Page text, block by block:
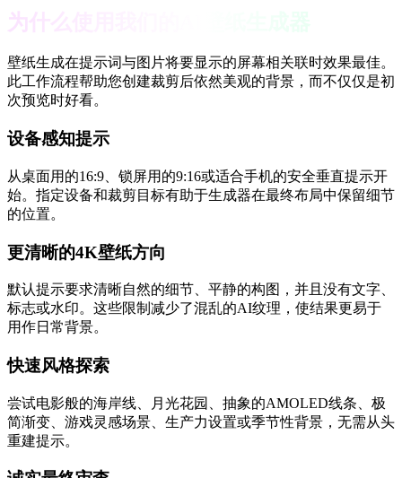
为什么使用我们的AI壁纸生成器
壁纸生成在提示词与图片将要显示的屏幕相关联时效果最佳。
此工作流程帮助您创建裁剪后依然美观的背景，而不仅仅是初
次预览时好看。
设备感知提示
从桌面用的16:9、锁屏用的9:16或适合手机的安全垂直提示开
始。指定设备和裁剪目标有助于生成器在最终布局中保留细节
的位置。
更清晰的4K壁纸方向
默认提示要求清晰自然的细节、平静的构图，并且没有文字、
标志或水印。这些限制减少了混乱的AI纹理，使结果更易于
用作日常背景。
快速风格探索
尝试电影般的海岸线、月光花园、抽象的AMOLED线条、极
简渐变、游戏灵感场景、生产力设置或季节性背景，无需从头
重建提示。